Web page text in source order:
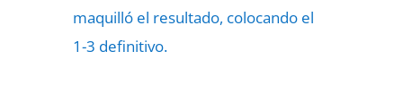
maquilló el resultado, colocando el
1-3 definitivo.